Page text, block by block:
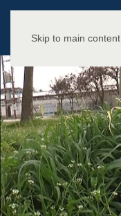
Skip to main content